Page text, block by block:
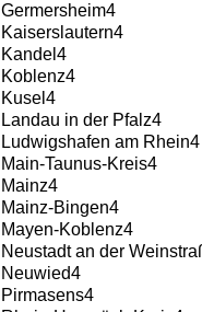
Germersheim4
Kaiserslautern4
Kandel 4
Koblenz4
Kusel 4
Landau in der Pfalz4
Ludwigshafen am Rhein4
Main-Taunus-Kreis4
Mainz4
Mainz-Bingen4
Mayen-Koblenz4
Neustadt an der
Neuwied4
Pirmasens4